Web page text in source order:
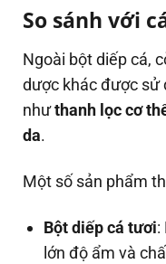
So sánh với
Ngoài bột diếp cá,
dược khác được sử
nhưthanh lọc cơ
da.
Một số sản phẩm
Bột diếp cá tươi:
lớn độ ẩm và